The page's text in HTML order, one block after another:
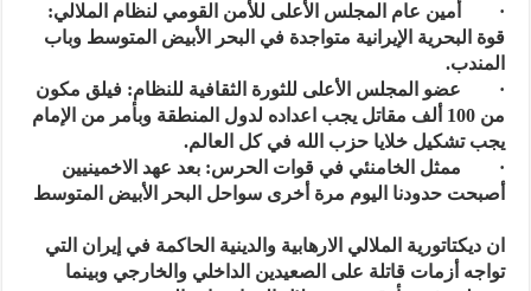
· أمين عام المجلس الأعلى للأمن القومي لنظام الملالي:
قوة البحرية الإيرانية متواجدة في البحر الأبيض المتوسط وباب
المندب.
· عضو المجلس الأعلى للثورة الثقافية للنظام: فيلق مكون
من 100 ألف مقاتل يجب اعداده لدول المنطقة وبأمر من الإمام
يجب تشكيل خلايا حزب الله في كل العالم.
· ممثل الخامنئي في قوات الحرس: بعد عهد الاخمينيين
أصبحت حدودنا اليوم مرة أخرى سواحل البحر الأبيض المتوسط
ان ديكتاتورية الملالي الارهابية والدينية الحاكمة في إيران التي
تواجه أزمات قاتلة على الصعيدين الداخلي والخارجي وبينما